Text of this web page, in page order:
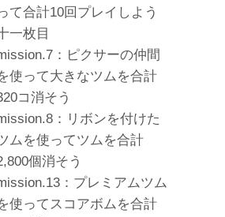
て合計10回プレイしよう
一枚目
：ピクサーの仲間
使って大きなツムを合計
コ消そう
：リボンを付けた
ムを使ってツムを合計
個消そう
：プレミアムツム
使ってスコアボムを合計